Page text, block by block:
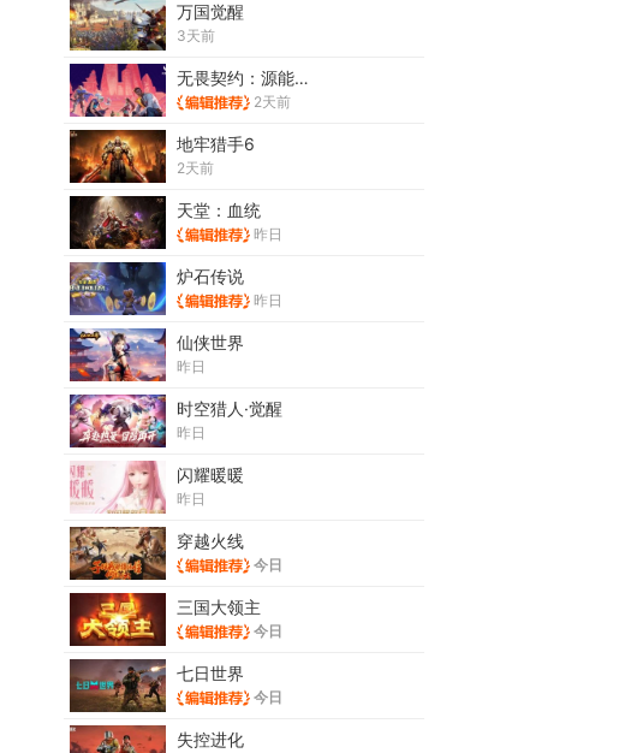
万国觉醒
3天前
无畏契约：源能行动
2天前
地牢猎手6
2天前
天堂：血统
昨日
炉石传说
昨日
仙侠世界
昨日
时空猎人·觉醒
昨日
闪耀暖暖
昨日
穿越火线
今日
三国大领主
今日
七日世界
今日
失控进化